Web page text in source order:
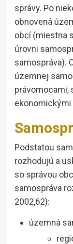
správy. Po
obnovená
obcí (miestna
úrovni
samospráva).
územnej
právomocami,
Podstatou
rozhodujú a
so správou
samospráva
2002,62):
územná